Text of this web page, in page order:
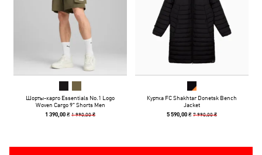
Шорты-карго Essentials No.1 Logo
Woven Cargo 9" Shorts Men
1 390,00 ₴1 990,00 ₴
Куртка FC Shakhtar Donetsk Bench
Jacket
5 590,00 ₴7 990,00 ₴